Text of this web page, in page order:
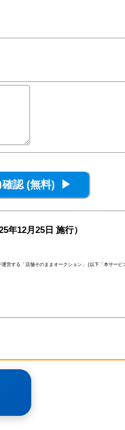
年12月25日 施行）
営する「店舗そのままオークション」 (以下「本サービ
社が判断した者